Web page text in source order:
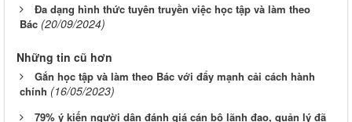
Đa dạng hình thức tuyên truyền việc học tập và làm theo
Bác (20/09/2024)
Những tin cũ hơn
Gắn học tập và làm theo Bác với đẩy mạnh cải cách hành
chính (16/05/2023)
79% ý kiến người dân đánh giá cán bộ lãnh đạo, quản lý đã